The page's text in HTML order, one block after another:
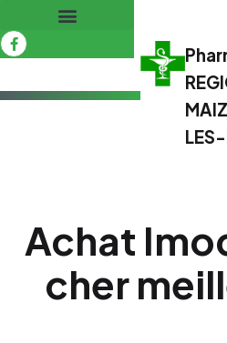
Achat
cher